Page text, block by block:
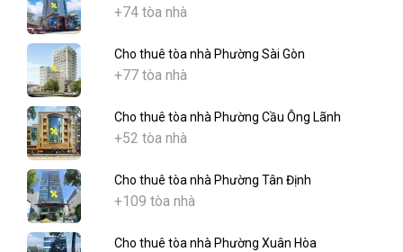
+74 tòa nhà
Cho thuê tòa nhà Phường Sài Gòn
+77 tòa nhà
Cho thuê tòa nhà Phường Cầu Ông Lãnh
+52 tòa nhà
Cho thuê tòa nhà Phường Tân Định
+109 tòa nhà
Cho thuê tòa nhà Phường Xuân Hòa